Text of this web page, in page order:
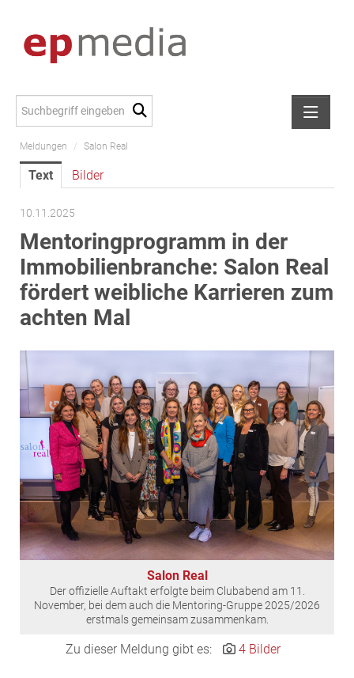
Meldungen
Alexander Peer
amb Development
ATL Immoinvest
AURE Immobilien
Austria Sotheby's International Realty
City Park Vienna
EPHIC Group
epmedia Werbeagentur
ESTINA Immobilien
Greystar
Grossmann + Kaswurm Immobilien
Gutwerk Immobilien Treuhand
HANDLER Gruppe
HARING Group
HARING Group + WINEGG Realitäten
HNP architects
IMMOBILIEN MAGAZIN VERLAG
Meldungen / Salon Real
Text Bilder
10.11.2025
Mentoringprogramm in der
Immobilienbranche: Salon Real
fördert weibliche Karrieren zum
achten Mal
Salon Real
Der offizielle Auftakt erfolgte beim Clubabend am 11.
November, bei dem auch die Mentoring-Gruppe 2025/2026
erstmals gemeinsam zusammenkam.
Zu dieser Meldung gibt es: 4 Bilder